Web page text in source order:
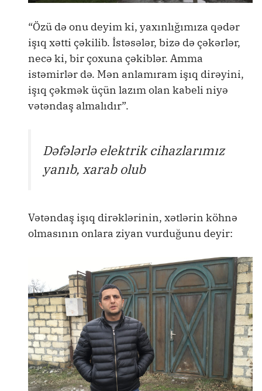
“Özü də onu deyim ki, yaxınlığımıza qədər
işıq xətti çəkilib. İstəsələr, bizə də çəkərlər,
necə ki, bir çoxuna çəkiblər. Amma
istəmirlər də. Mən anlamıram işıq dirəyini,
işıq çəkmək üçün lazım olan kabeli niyə
vətəndaş almalıdır”.
Dəfələrlə elektrik cihazlarımız
yanıb, xarab olub
Vətəndaş işıq dirəklərinin, xətlərin köhnə
olmasının onlara ziyan vurduğunu deyir: